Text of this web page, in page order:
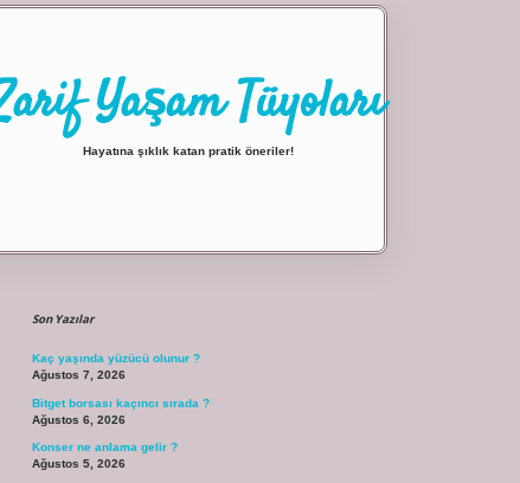
Yaşam Tüyoları
Hayatına şıklık katan pratik öneriler!
Son Yazılar
Kaç yaşında yüzücü olunur ?
Ağustos 7, 2026
Bitget borsası kaçıncı sırada ?
Ağustos 6, 2026
Konser ne anlama gelir ?
Ağustos 5, 2026